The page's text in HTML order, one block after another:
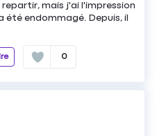
repartir, mais j'ai l'impression
été endommagé. Depuis, il
0